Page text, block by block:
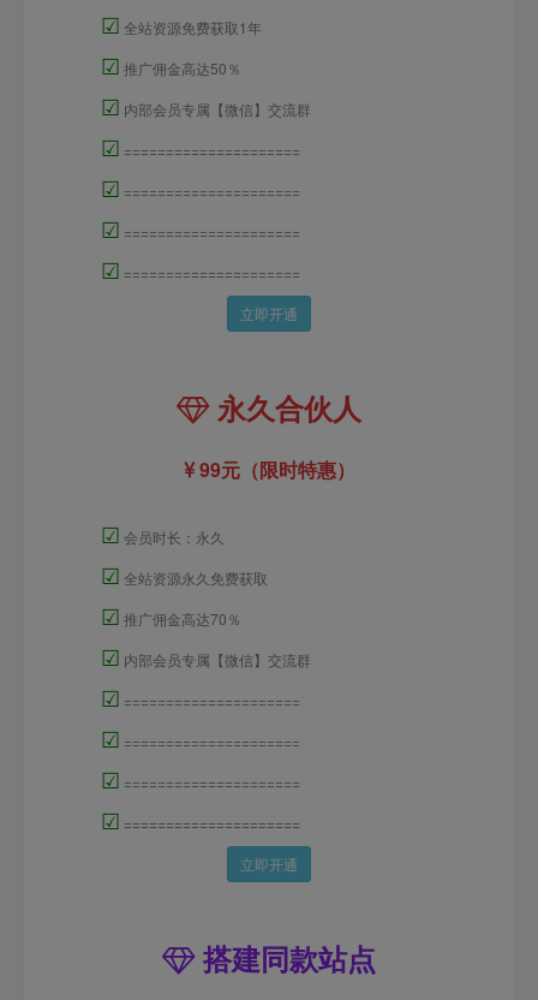
☑ 全站资源免费获取1年
☑ 推广佣金高达50％
☑ 内部会员专属【微信】交流群
☑ =====================
☑ =====================
☑ =====================
☑ =====================
立即开通
永久合伙人
99元（限时特惠）
☑ 会员时长：永久
☑ 全站资源永久免费获取
☑ 推广佣金高达70％
☑ 内部会员专属【微信】交流群
☑ =====================
☑ =====================
☑ =====================
☑ =====================
立即开通
搭建同款站点